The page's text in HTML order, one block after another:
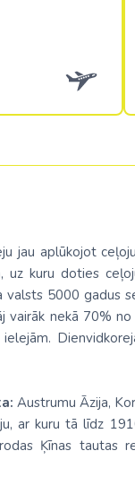
jau aplūkojot
uz kuru doties
5000 gadus
vairāk nekā 70%
Austrumu Āzija,
ar kuru tā līdz
Ķīnas tautas